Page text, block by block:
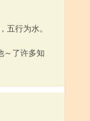
五行为水。
～了许多知